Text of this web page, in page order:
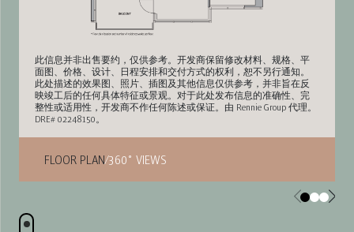
此信息并非出售要约，仅供参考。开发商保留修改材料、规格、平
面图、价格、设计、日程安排和交付方式的权利，恕不另行通知。
此处描述的效果图、照片、插图及其他信息仅供参考，并非旨在反
映竣工后的任何具体特征或景观。对于此处发布信息的准确性、完
整性或适用性，开发商不作任何陈述或保证。由 Rennie Group 代理。
DRE# 02248150。
FLOOR PLAN/360˚ VIEWS
Scroll down